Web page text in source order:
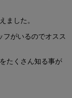
ました。
フがいるのでオスス
たくさん知る事が